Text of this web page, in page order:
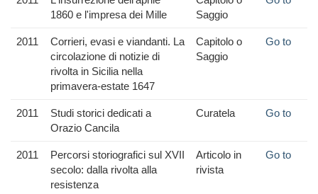
1860 e l'impresa dei Mille
Saggio
2011
Corrieri, evasi e viandanti. La
circolazione di notizie di
rivolta in Sicilia nella
primavera-estate 1647
Capitolo o
Saggio
Go to
2011
Studi storici dedicati a
Orazio Cancila
Curatela Go to
2011
Percorsi storiografici sul XVII
secolo: dalla rivolta alla
resistenza
Articolo in
rivista
Go to